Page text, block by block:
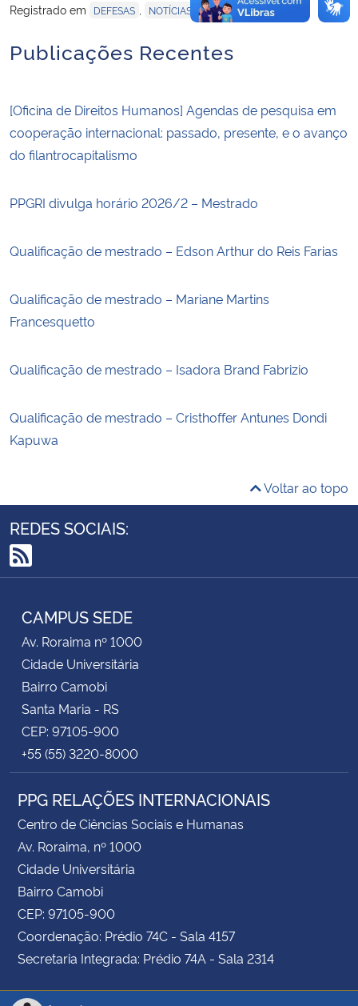
Registrado em
DEFESAS NOTÍCIAS
Publicações Recentes
[Oficina de Direitos Humanos] Agendas de pesquisa em
cooperação internacional: passado, presente, e o avanço
do filantrocapitalismo
PPGRI divulga horário 2026/2 – Mestrado
Qualificação de mestrado – Edson Arthur do Reis Farias
Qualificação de mestrado – Mariane Martins
Francesquetto
Qualificação de mestrado – Isadora Brand Fabrizio
Qualificação de mestrado – Cristhoffer Antunes Dondi
Kapuwa
Voltar ao topo
REDES SOCIAIS:
RSS
CAMPUS SEDE
Av. Roraima nº 1000
Cidade Universitária
Bairro Camobi
Santa Maria - RS
CEP: 97105-900
+55 (55) 3220-8000
PPG RELAÇÕES INTERNACIONAIS
Centro de Ciências Sociais e Humanas
Av. Roraima, nº 1000
Cidade Universitária
Bairro Camobi
CEP: 97105-900
Coordenação: Prédio 74C - Sala 4157
Secretaria Integrada: Prédio 74A - Sala 2314